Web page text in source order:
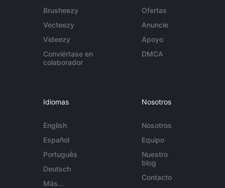
Brusheezy
Vecteezy
Videezy
Conviértase en
colaborador
Ofertas
Anuncie
Apoyo
DMCA
Idiomas
English
Español
Português
Deutsch
Más...
Nosotros
Nosotros
Equipo
Nuestro
blog
Contacto